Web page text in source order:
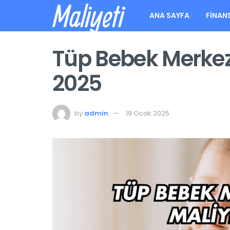
Maliyeti ANA SAYFA
Tüp Bebek
2025
by admin 19 Ocak 2025